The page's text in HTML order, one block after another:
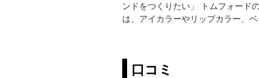
ンドをつくりたい」 トムフォード
は、アイカラーやリップカラー、
口コミ